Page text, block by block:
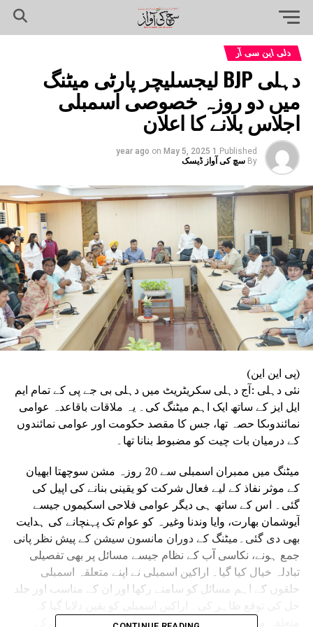
دلی این سی آر
دہلی BJP لیجسلیچر پارٹی میٹنگ
میں دو روزہ خصوصی اسمبلی
اجلاس بلانے کا اعلان
Published
1 year ago
on May 5, 2025
By سچ کی آواز ڈیسک
(پی این این)
نئی دہلی :آج دہلی سکریٹریٹ میں دہلی بی جے پی کے تمام ایم
ایل ایز کے ساتھ ایک اہم میٹنگ کی۔ یہ ملاقات باقاعدہ عوامی
نمائندوںکا حصہ تھا، جس کا مقصد حکومت اور عوامی نمائندوں
کے درمیان بات چیت کو مضبوط بنانا تھا۔
میٹنگ میں ممبران اسمبلی سے 20 روزہ مشن سوچھتا ابھیان
کے موثر نفاذ کے لیے فعال شرکت کو یقینی بنانے کی اپیل کی
گئی۔ اس کے ساتھ ہی دیگر عوامی فلاحی اسکیموں جیسے
آیوشمان بھارت، وایا وندنا وغیرہ کو عوام تک پہنچانے کی ہدایت
بھی دی گئی۔میٹنگ کے دوران مانسون سیشن کے پیش نظر پانی
جمع ہونے، نکاسی آب کے نظام جیسے مسائل پر بھی تفصیلی
تبادلہ خیال کیا گیا۔ اراکین اسمبلی نے اپنے متعلقہ اسمبلی
حلقوں کے اہم مسائل کو سامنے رکھا اور ان کے مناسب اور جلد
متعلقہ محکموں کو عوامی مفاد سے متعلق تمام مسائل کے